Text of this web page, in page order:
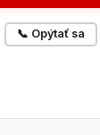
📞 Opýtať sa